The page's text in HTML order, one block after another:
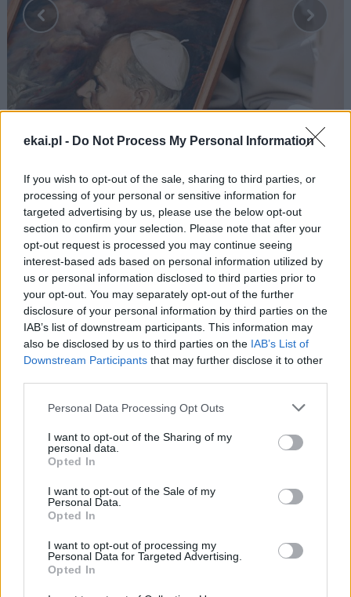
ekai.pl - Do Not Process My Personal Information
If you wish to opt-out of the sale, sharing to third parties, or
processing of your personal or sensitive information for
targeted advertising by us, please use the below opt-out
section to confirm your selection. Please note that after your
opt-out request is processed you may continue seeing
interest-based ads based on personal information utilized by
us or personal information disclosed to third parties prior to
your opt-out. You may separately opt-out of the further
disclosure of your personal information by third parties on the
IAB’s list of downstream participants. This information may
also be disclosed by us to third parties on the IAB’s List of
Downstream Participants that may further disclose it to other
Personal Data Processing Opt Outs
I want to opt-out of the Sharing of my
personal data.
Opted In
I want to opt-out of the Sale of my
Personal Data.
Opted In
I want to opt-out of processing my
Personal Data for Targeted Advertising.
Opted In
Fot. Piotr Tumidajski
Drogi Czytelniku,
cieszymy się, że odwiedzasz nasz portal. Jesteśmy
tu dla Ciebie!
informacje z życia Kościoła w Polsce i na świecie.
Jednak bez Twojej pomocy sprostanie temu
zadaniu będzie coraz trudniejsze.
Dlatego prosimy Cię o
Dzięki Tobie będziemy mogli realizować naszą
misję. Więcej informacji znajdziesz